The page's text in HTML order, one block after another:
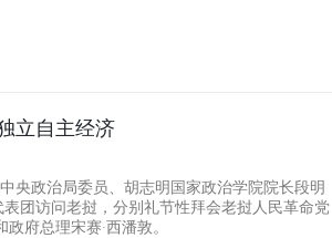
立自主经济
央政治局委员、胡志明国家政治学院院长段明
团访问老挝，分别礼节性拜会老挝人民革命党
府总理宋赛·西潘敦。